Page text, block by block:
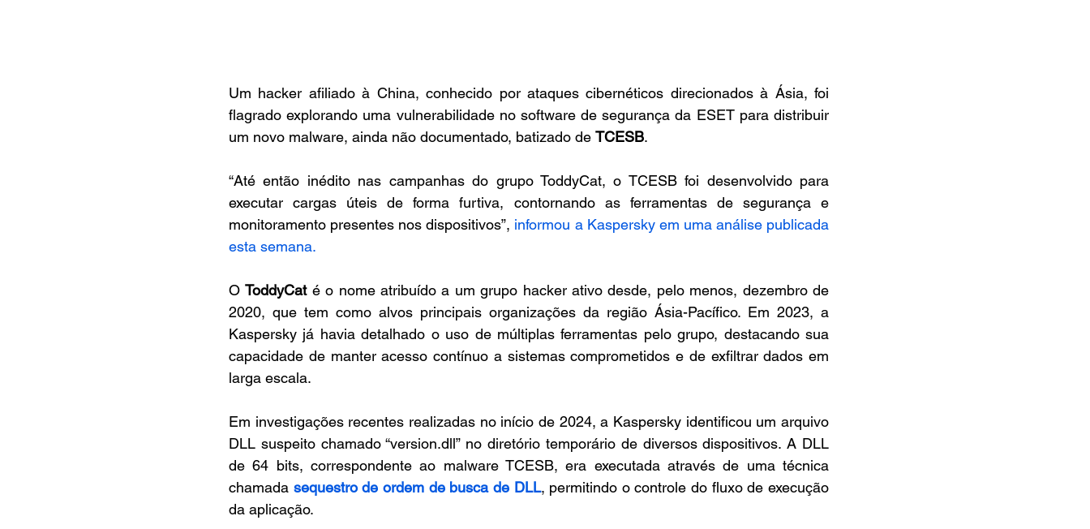
Um hacker afiliado à China, conhecido por ataques cibernéticos direcionados à Ásia, foi
flagrado explorando uma vulnerabilidade no software de segurança da ESET para distribuir
um novo malware, ainda não documentado, batizado de TCESB.
“Até então inédito nas campanhas do grupo ToddyCat, o TCESB foi desenvolvido para
executar cargas úteis de forma furtiva, contornando as ferramentas de segurança e
monitoramento presentes nos dispositivos”, informou a Kaspersky em uma análise publicada
esta semana.
O ToddyCat é o nome atribuído a um grupo hacker ativo desde, pelo menos, dezembro de
2020, que tem como alvos principais organizações da região Ásia-Pacífico. Em 2023, a
Kaspersky já havia detalhado o uso de múltiplas ferramentas pelo grupo, destacando sua
capacidade de manter acesso contínuo a sistemas comprometidos e de exfiltrar dados em
larga escala.
Em investigações recentes realizadas no início de 2024, a Kaspersky identificou um arquivo
DLL suspeito chamado “version.dll” no diretório temporário de diversos dispositivos. A DLL
de 64 bits, correspondente ao malware TCESB, era executada através de uma técnica
chamada sequestro de ordem de busca de DLL, permitindo o controle do fluxo de execução
da aplicação.